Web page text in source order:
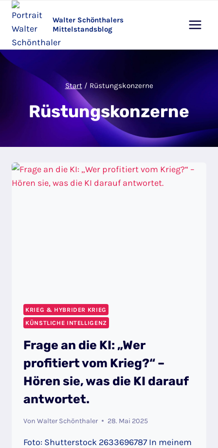
Zum
Inhalt
springen
Walter Schönthalers
Mittelstandsblog
Start / Rüstungskonzerne
Rüstungskonzerne
KRIEG & HYBRIDER KRIEG
KÜNSTLICHE INTELLIGENZ
Frage an die KI: „Wer
profitiert vom Krieg?“ –
Hören sie, was die KI darauf
antwortet.
Von Walter Schönthaler 28. Mai 2025
Foto: Shutterstock 2633696787 In meinem